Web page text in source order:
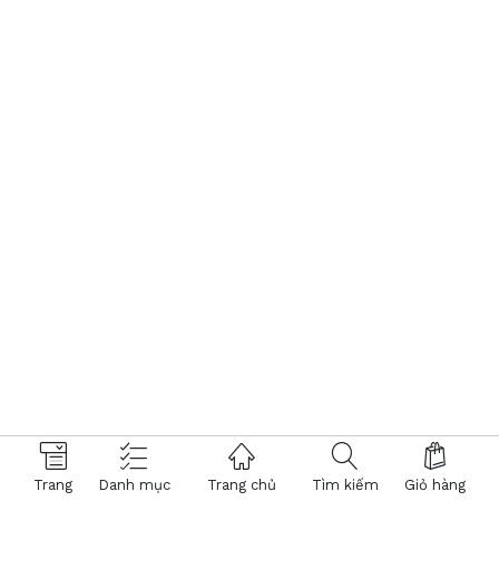
Trang Danh mục Trang chủ Tìm kiếm Giỏ hàng